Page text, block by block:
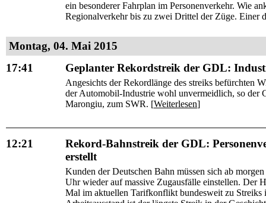
ein besonderer Fahrplan im Personenverkehr. Wie
Regionalverkehr bis zu zwei Drittel der Züge. Einer
Montag, 04. Mai 2015
17:41
Geplanter Rekordstreik der GDL:
Angesichts der Rekordlänge des streiks befürchten
der Automobil-Industrie wohl unvermeidlich, so der
Marongiu, zum SWR. [Weiterlesen]
12:21
Rekord-Bahnstreik der GDL:
erstellt
Kunden der Deutschen Bahn müssen sich ab
Uhr wieder auf massive Zugausfälle einstellen. Der
Mal im aktuellen Tarifkonflikt bundesweit zu Streiks